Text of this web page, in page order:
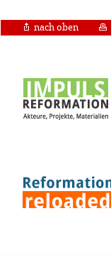
nach oben